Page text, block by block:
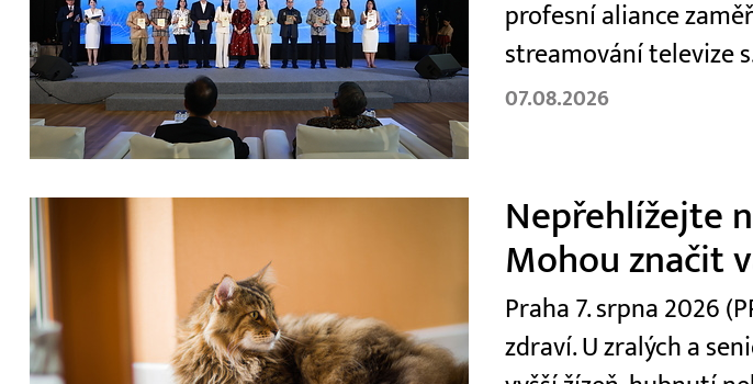
profesní aliance
streamování televize
07.08.2026
Nepřehlížejte
Mohou značit
Praha 7. srpna 2026
zdraví. U zralých a